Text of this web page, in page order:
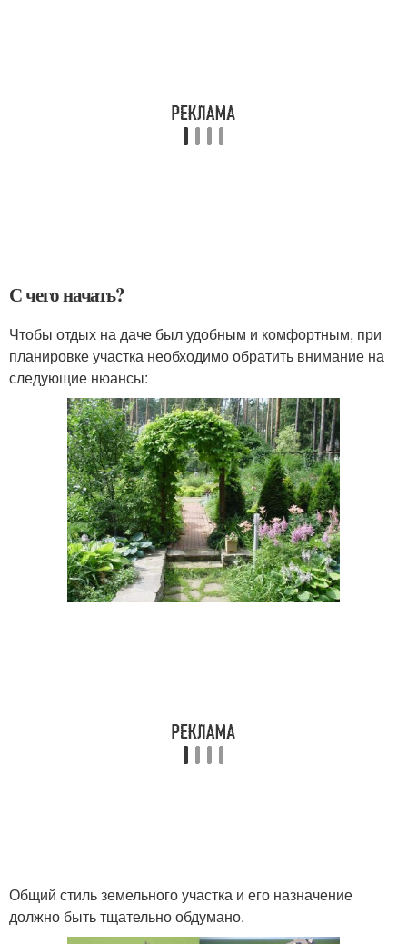
С чего начать?
Чтобы отдых на даче был удобным и комфортным, при
планировке участка необходимо обратить внимание на
следующие нюансы:
Общий стиль земельного участка и его назначение
должно быть тщательно обдумано.